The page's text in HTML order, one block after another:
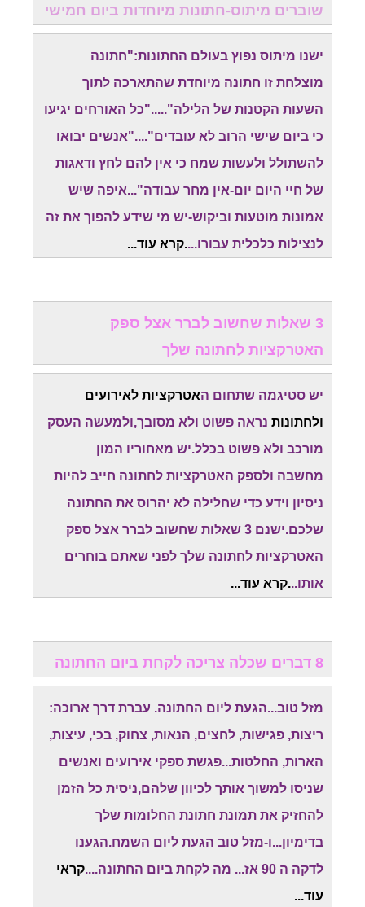
שוברים מיתוס-חתונות מיוחדות ביום חמישי
ישנו מיתוס נפוץ בעולם החתונות:"חתונה
מוצלחת זו חתונה מיוחדת שהתארכה לתוך
השעות הקטנות של הלילה"....."כל האורחים יגיעו
כי ביום שישי הרוב לא עובדים"...."אנשים יבואו
להשתולל ולעשות שמח כי אין להם לחץ ודאגות
של חיי היום יום-אין מחר עבודה"...איפה שיש
אמונות מוטעות וביקוש-יש מי שידע להפוך את זה
לנצילות כלכלית עבורו....קרא עוד...
3 שאלות שחשוב לברר אצל ספק
האטרקציות לחתונה שלך
יש סטיגמה שתחום האטרקציות לאירועים
ולחתונות נראה פשוט ולא מסובך,ולמעשה העסק
מורכב ולא פשוט בכלל.יש מאחוריו המון
מחשבה ולספק האטרקציות לחתונה חייב להיות
ניסיון וידע כדי שחלילה לא יהרוס את החתונה
שלכם.
ישנם 3 שאלות שחשוב לברר אצל ספק
האטרקציות לחתונה שלך לפני שאתם בוחרים
אותו...קרא עוד...
8 דברים שכלה צריכה לקחת ביום החתונה
מזל טוב...הגעת ליום החתונה. עברת דרך ארוכה:
ריצות, פגישות, לחצים, הנאות, צחוק, בכי, עיצות,
הארות, החלטות...פגשת ספקי אירועים ואנשים
שניסו למשוך אותך לכיוון שלהם,ניסית כל הזמן
להחזיק את תמונת חתונת החלומות שלך
בדימיון...ו-מזל טוב הגעת ליום השמח.הגענו
לדקה ה 90 אז... מה לקחת ביום החתונה....
קראי
עוד...